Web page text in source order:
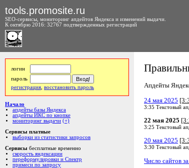
tools.promosite.ru
SEO-сервисы, мониторинг апдейтов Яндекса и изменений выдачи.
К октябрю 2016: 32767 подтвержденных регистраций
логин
пароль
регистрация восстановить пароль
Начало
апдейты базы Яндекса
апдейты ИКС по кнопке
мониторинг выдачи (+)
Сервисы платные
выборки из статистики запросов
Сервисы бесплатные временно
скорость яндексации
переформулировки и Спектр
примеси по запросу
Апдейты
24 мая 2025
3:35 Текстовый
22 мая 2025
3:25 Текстовый
20 мая 2025
3:30 Текстовый
Число сайтов